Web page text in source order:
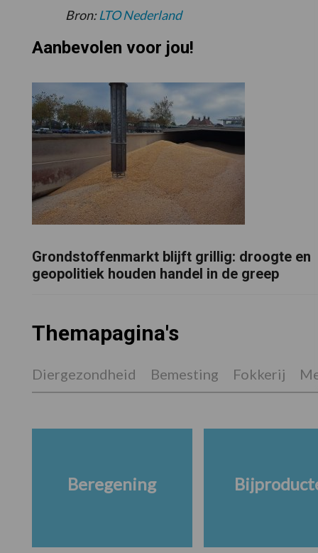
Bron:LTO Nederland
Aanbevolen voor jou!
Grondstoffenmarkt blijft grillig: droogte en
geopolitiek houden handel in de greep
Themapagina's
Diergezondheid Bemesting Fokkerij
Beregening